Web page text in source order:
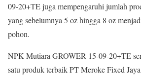
09-20+TE juga mempengaruhi jumlah
yang sebelumnya 5 oz hingga 8 oz
pohon.
NPK Mutiara GROWER 15-09-20+TE
satu produk terbaik PT Meroke Fixed